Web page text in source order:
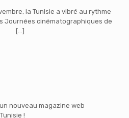
la Tunisie a vibré au rythme
Journées cinématographiques de
[…]
nouveau magazine web
!